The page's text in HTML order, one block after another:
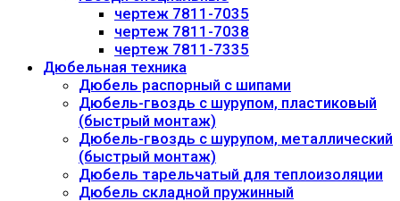
чертеж 7811-7035
чертеж 7811-7038
чертеж 7811-7335
Дюбельная техника
Дюбель распорный с шипами
Дюбель-гвоздь с шурупом, пластиковый
(быстрый монтаж)
Дюбель-гвоздь с шурупом, металлический
(быстрый монтаж)
Дюбель тарельчатый для теплоизоляции
Дюбель складной пружинный